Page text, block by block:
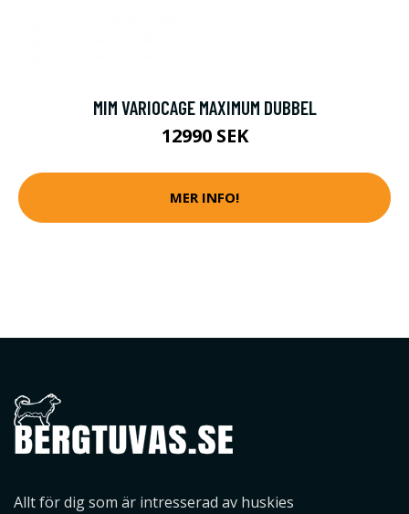
MIM VARIOCAGE MAXIMUM DUBBEL
12990 SEK
MER INFO!
Allt för dig som är intresserad av huskies